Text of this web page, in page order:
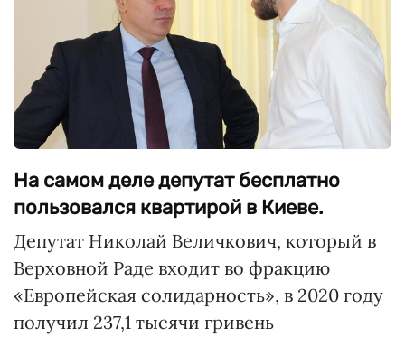
На самом деле депутат бесплатно
пользовался квартирой в Киеве.
Депутат Николай Величкович, который в
Верховной Раде входит во фракцию
«Европейская солидарность», в 2020 году
получил 237,1 тысячи гривень